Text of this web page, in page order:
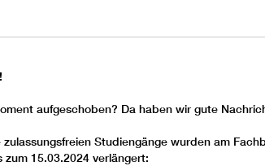
aufgeschoben? Da haben wir gute
Studiengänge wurden am
15.03.2024 verlängert: